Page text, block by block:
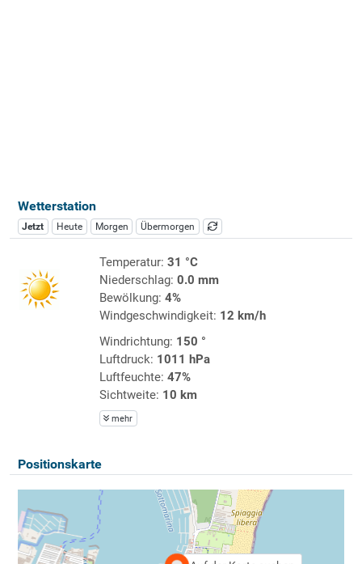
Wetterstation
Jetzt Heute Morgen Übermorgen
Temperatur: 31 °C
Niederschlag: 0.0 mm
Bewölkung: 4%
Windgeschwindigkeit: 12 km/h
Windrichtung: 150 °
Luftdruck: 1011 hPa
Luftfeuchte: 47%
Sichtweite: 10 km
mehr
Positionskarte